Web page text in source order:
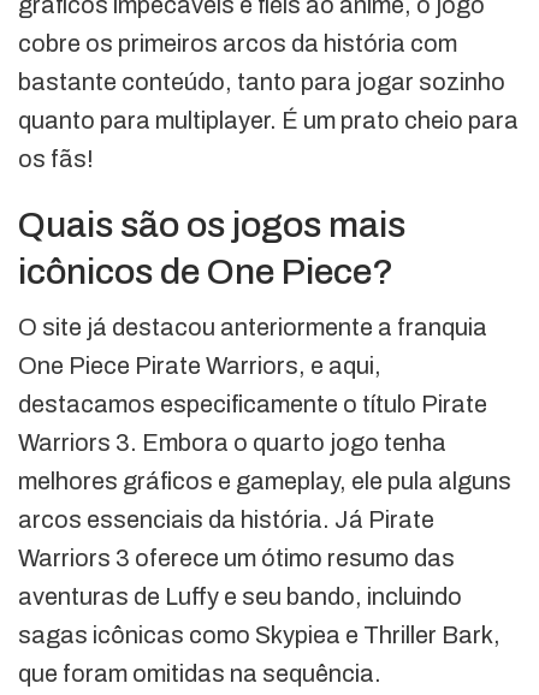
cobre os primeiros arcos da história com
bastante conteúdo, tanto para jogar sozinho
quanto para multiplayer. É um prato cheio para
os fãs!
Quais são os jogos mais
icônicos de One Piece?
O site já destacou anteriormente a franquia
One Piece Pirate Warriors, e aqui,
destacamos especificamente o título Pirate
Warriors 3. Embora o quarto jogo tenha
melhores gráficos e gameplay, ele pula alguns
arcos essenciais da história. Já Pirate
Warriors 3 oferece um ótimo resumo das
aventuras de Luffy e seu bando, incluindo
sagas icônicas como Skypiea e Thriller Bark,
que foram omitidas na sequência.